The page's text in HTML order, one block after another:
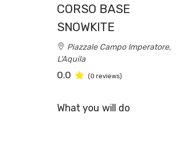
CORSO BASE
SNOWKITE
Piazzale Campo Imperatore,
L'Aquila
0.0 (0 reviews)
What you will do